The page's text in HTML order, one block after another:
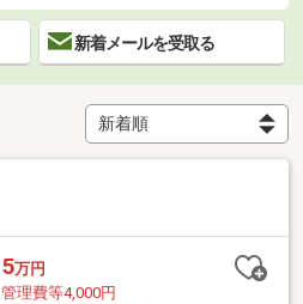
新着メールを受取る
5万円
管理費等4,000円